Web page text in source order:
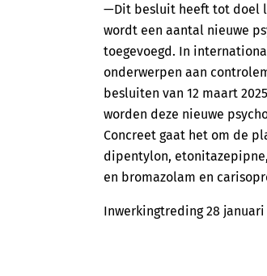
—Dit besluit heeft tot doel
wordt een aantal nieuwe
toegevoegd. In
onderwerpen aan
besluiten van 12 maart
worden deze nieuwe
Concreet gaat het om de
dipentylon,
en bromazolam en
Inwerkingtreding 28 januari